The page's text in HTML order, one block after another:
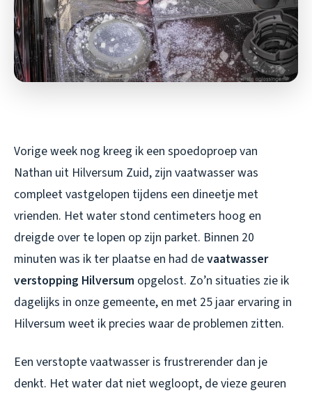
Vorige week nog kreeg ik een spoedoproep van
Nathan uit Hilversum Zuid, zijn vaatwasser was
compleet vastgelopen tijdens een dineetje met
vrienden. Het water stond centimeters hoog en
dreigde over te lopen op zijn parket. Binnen 20
minuten was ik ter plaatse en had devaatwasser
verstopping Hilversum opgelost. Zo’n situaties zie ik
dagelijks in onze gemeente, en met 25 jaar ervaring in
Hilversum weet ik precies waar de problemen zitten.
Een verstopte vaatwasser is frustrerender dan je
denkt. Het water dat niet wegloopt, de vieze geuren